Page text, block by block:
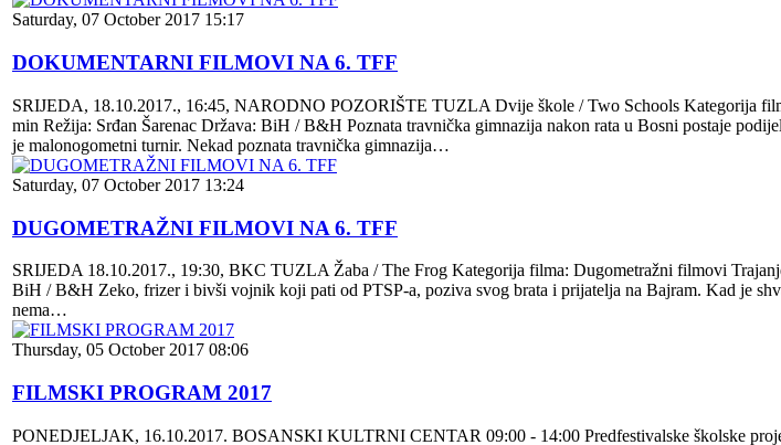
Saturday, 07 October 2017 15:17
DOKUMENTARNI FILMOVI NA 6. TFF
SRIJEDA, 18.10.2017., 16:45, NARODNO POZORIŠTE TUZLA Dvije škole / Two Schools Kategorija
min Režija: Srđan Šarenac Država: BiH / B&H Poznata travnička gimnazija nakon rata u Bosni postaje
je malonogometni turnir. Nekad poznata travnička gimnazija…
Saturday, 07 October 2017 13:24
DUGOMETRAŽNI FILMOVI NA 6. TFF
SRIJEDA 18.10.2017., 19:30, BKC TUZLA Žaba / The Frog Kategorija filma: Dugometražni filmovi
BiH / B&H Zeko, frizer i bivši vojnik koji pati od PTSP-a, poziva svog brata i prijatelja na Bajram. Kad je
nema…
Thursday, 05 October 2017 08:06
FILMSKI PROGRAM 2017
PONEDJELJAK, 16.10.2017. BOSANSKI KULTRNI CENTAR 09:00 - 14:00 Predfestivalske školske